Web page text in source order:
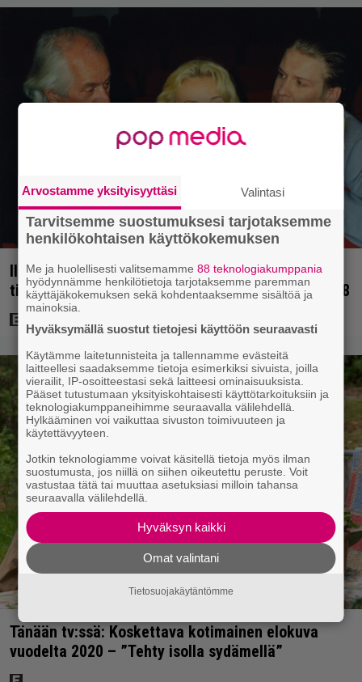
Illalla tv:ssä: Uuno-elokuva jossa käytettiin
tietokonegrafiikkaa? Sellainen tehtiin vuonna 1998
Tänään tv:ssä: Koskettava kotimainen elokuva
vuodelta 2020 – ”Tehty isolla sydämellä”
Arvostamme yksityisyyttäsi Valintasi
Tarvitsemme suostumuksesi tarjotaksemme
henkilökohtaisen käyttökokemuksen
Me ja huolellisesti valitsemamme88 teknologiakumppania
hyödynnämme henkilötietoja tarjotaksemme paremman
käyttäjäkokemuksen sekä kohdentaaksemme sisältöä ja
mainoksia.
Hyväksymällä suostut tietojesi käyttöön seuraavasti
Käytämme laitetunnisteita ja tallennamme evästeitä
laitteellesi saadaksemme tietoja esimerkiksi sivuista, joilla
vierailit, IP-osoitteestasi sekä laitteesi ominaisuuksista.
Pääset tutustumaan yksityiskohtaisesti käyttötarkoituksiin ja
teknologiakumppaneihimme seuraavalla välilehdellä.
Hylkääminen voi vaikuttaa sivuston toimivuuteen ja
käytettävyyteen.
Jotkin teknologiamme voivat käsitellä tietoja myös ilman
suostumusta, jos niillä on siihen oikeutettu peruste. Voit
vastustaa tätä tai muuttaa asetuksiasi milloin tahansa
seuraavalla välilehdellä.
Hyväksyn kaikki
Omat valintani
Tietosuojakäytäntömme